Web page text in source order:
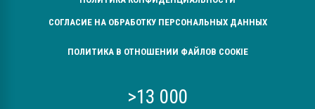
СОГЛАСИЕ НА ОБРАБОТКУ ПЕРСОНАЛЬНЫХ ДАННЫХ
ПОЛИТИКА В ОТНОШЕНИИ ФАЙЛОВ COOKIE
>13 000